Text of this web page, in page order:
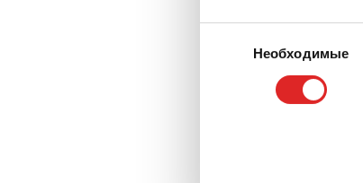
Необходимые